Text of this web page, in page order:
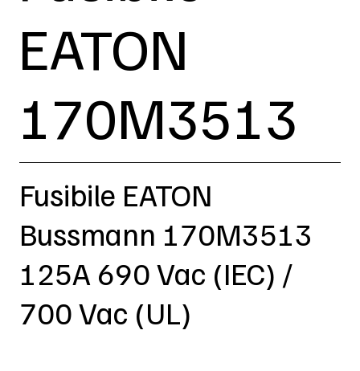
EATON
170M3513
Fusibile EATON
Bussmann 170M3513
125A 690 Vac (IEC) /
700 Vac (UL)